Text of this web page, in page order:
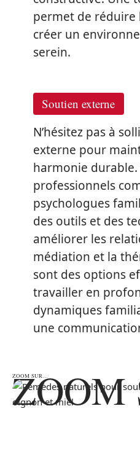
permet de réduire
créer un
serein.
Soutien externe
N’hésitez pas à
externe pour
harmonie durable.
professionnels
psychologues
des outils et des
améliorer les
médiation et la
sont des options
travailler en
dynamiques
une
ZOOM SUR…